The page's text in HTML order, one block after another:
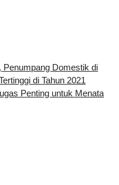
Domestik di
di Tahun 2021
Penting untuk Menata